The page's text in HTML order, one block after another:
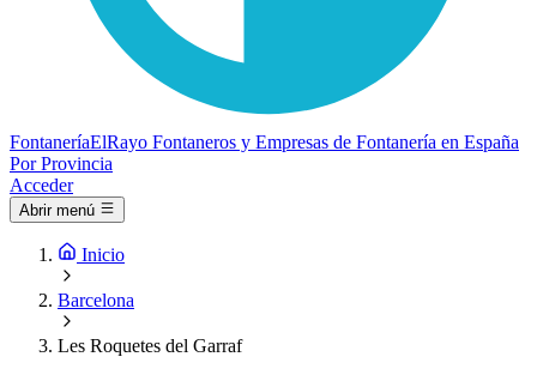
FontaneríaElRayo Fontaneros y Empresas de Fontanería en España
Por Provincia
Acceder
Abrir menú
Inicio
Barcelona
Les Roquetes del Garraf